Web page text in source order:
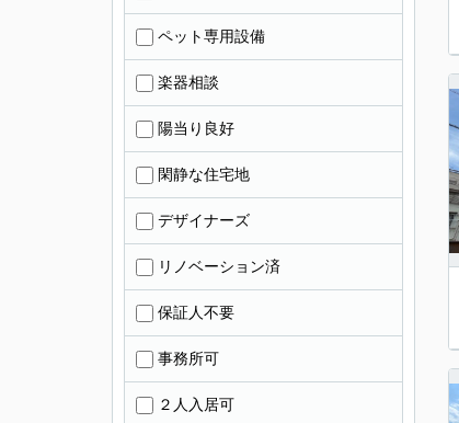
ペット専用設備
楽器相談
陽当り良好
閑静な住宅地
デザイナーズ
リノベーション済
保証人不要
事務所可
２人入居可